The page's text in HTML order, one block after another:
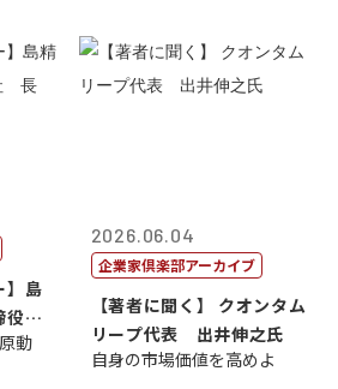
】島
役
動
2026.06.04
企業家倶楽部アーカイブ
【著者に聞く】 クオンタム
リープ代表 出井伸之氏
自身の市場価値を高めよ